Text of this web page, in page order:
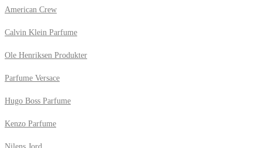
American Crew
Calvin Klein Parfume
Ole Henriksen Produkter
Parfume Versace
Hugo Boss Parfume
Kenzo Parfume